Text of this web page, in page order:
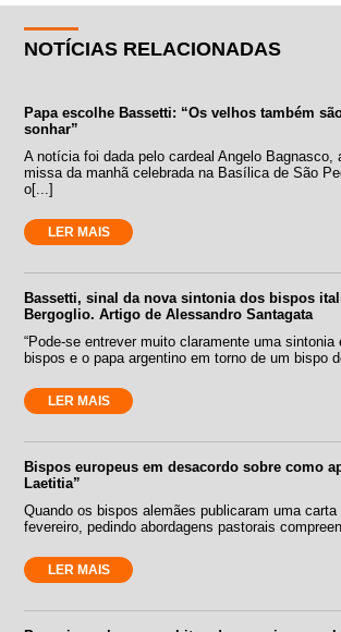
NOTÍCIAS RELACIONADAS
Papa escolhe Bassetti: “Os velhos também
sonhar”
A notícia foi dada pelo cardeal Angelo Bagnasco,
missa da manhã celebrada na Basílica de São
o[...]
LER MAIS
Bassetti, sinal da nova sintonia dos bispos
Bergoglio. Artigo de Alessandro Santagata
“Pode-se entrever muito claramente uma sintonia
bispos e o papa argentino em torno de um bispo
LER MAIS
Bispos europeus em desacordo sobre como
Laetitia”
Quando os bispos alemães publicaram uma carta
fevereiro, pedindo abordagens pastorais
LER MAIS